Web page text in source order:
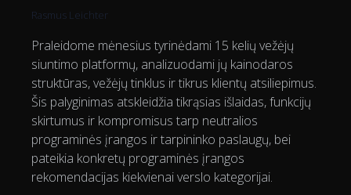
Rasmus Leichter
Praleidome mėnesius tyrinėdami 15 kelių vežėjų
siuntimo platformų, analizuodami jų kainodaros
struktūras, vežėjų tinklus ir tikrus klientų atsiliepimus.
Šis palyginimas atskleidžia tikrąsias išlaidas, funkcijų
skirtumus ir kompromisus tarp neutralios
programinės įrangos ir tarpininko paslaugų, bei
pateikia konkretų programinės įrangos
rekomendacijas kiekvienai verslo kategorijai.